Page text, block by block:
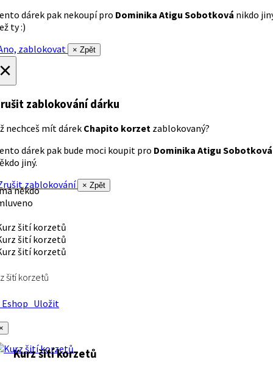
dárek pak nekoupí pro Dominika Atigu Sobotková nikdo
ty :)
zablokovat
× Zpět
zablokování dárku
nechceš mít dárek Chapito korzet zablokovaný?
dárek pak bude moci koupit pro Dominika Atigu Sobotková
jiný.
zablokování
× Zpět
někdo
šití korzetů
Uložit
Kurz šití korzetů